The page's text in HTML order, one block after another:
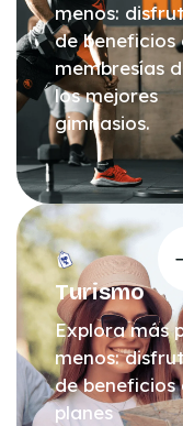
menos:
de beneficios
membresías
los mejores
gimnasios.
Turismo
Explora más
menos:
de beneficios
planes